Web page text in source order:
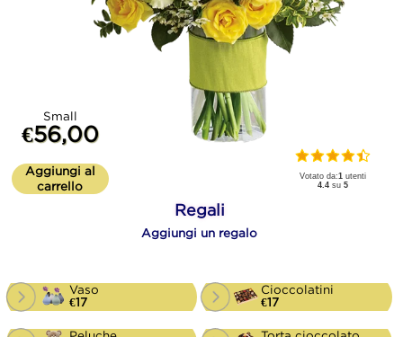
Small
€56,00
Aggiungi al
carrello
Votato da:1 utenti
4.4 su5
Regali
Aggiungi un regalo
Vaso
€17
Cioccolatini
€17